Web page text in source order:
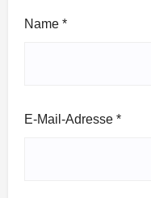
Name *
E-Mail-Adresse *